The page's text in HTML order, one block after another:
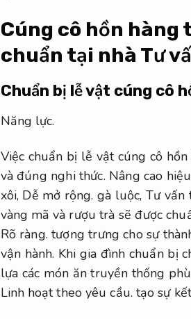
Cúng cô hồn hàng
chuẩn tại nhà Tư
Chuẩn bị lễ vật cúng cô
Năng lực.
Việc chuẩn bị lễ vật cúng cô
và đúng nghi thức. Nâng cao
xôi, Dễ mở rộng. gà luộc, Tư vấn
vàng mã và rượu trà sẽ được
Rõ ràng. tượng trưng cho sự
vận hành. Khi gia đình chuẩn bị
lựa các món ăn truyền thống
Linh hoạt theo yêu cầu. tạo sự